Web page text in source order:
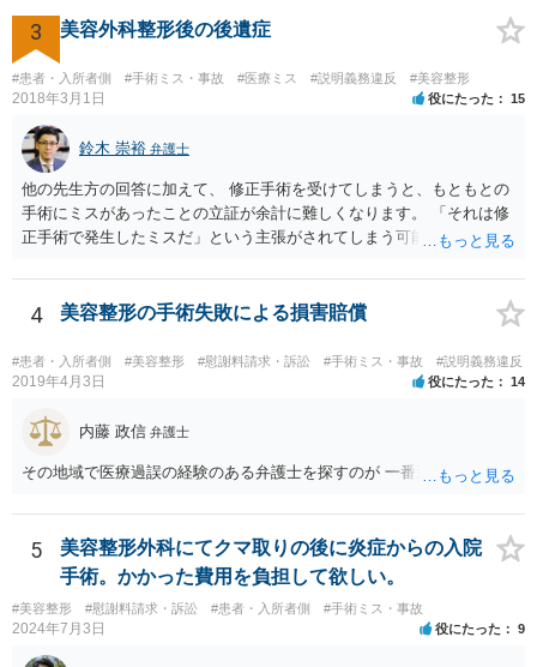
3 美容外科整形後の後遺症
#患者・入所者側 #手術ミス・事故 #医療ミス #説明義務違反 #美容整形
2018年3月1日 役にたった 15
鈴木 崇裕 弁護士
他の先生方の回答に加えて、 修正手術を受けてしまうと、もともとの
手術にミスがあったことの立証が余計に難しくなります。 「それは修
正手術で発生したミスだ」という主張がされてしまう可能性があるか
検討なさっているのであれば、修正手術を受けるまえに弁護士に相談
して対応を決めることを強くお勧めいたします。
4 美容整形の手術失敗による損害賠償
#患者・入所者側 #美容整形 #慰謝料請求・訴訟 #手術ミス・事故 #説明義務違反
2019年4月3日 役にたった 14
内藤 政信 弁護士
その地域で医療過誤の経験のある弁護士を探すのが 一番近道だね。
5
美容整形外科にてクマ取りの後に炎症からの入院
手術。かかった費用を負担して欲しい。
#美容整形 #慰謝料請求・訴訟 #患者・入所者側 #手術ミス・事故
2024年7月3日 役にたった 9